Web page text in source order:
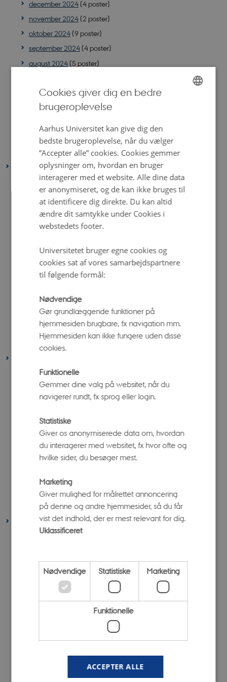
december 2024 (4 poster)
november 2024 (2 poster)
oktober 2024 (9 poster)
september 2024 (4 poster)
august 2024 (5 poster)
juni 2024(4 poster)
maj 2024(5 poster)
marts 2024
(5 poster)
januar 2024(4 poster)
december 2023 (5 poster)
november 2023
(5 poster)
oktober 2023(9 poster)
september 2023(8 poster)
juli 2023(2 poster)
juni 2023 (6 poster)
april 2023(6 poster)
marts 2023(11 poster)
februar 2023(3 poster)
januar 2023
december 2022(6 poster)
november 2022(7 poster)
oktober 2022
(5 poster)
august 2022(6 poster)
juni 2022(5 poster)
maj 2022(4 poster)
april 2022 (1 post)
marts 2022(3 poster)
februar 2022(4 poster)
januar 2022(3 poster)
december 2021(1 post)
september 2021
(4 poster)
august 2021(6 poster)
april 2021(6 poster)
februar 2021(3 poster)
(6 poster)
Cookies giver dig en bedre
brugeroplevelse
Aarhus Universitet kan give dig den
bedste brugeroplevelse, når du vælger
”Accepter alle” cookies. Cookies gemmer
oplysninger om, hvordan en bruger
interagerer med et website. Alle dine data
er anonymiseret, og de kan ikke bruges til
at identificere dig direkte. Du kan altid
ændre dit samtykke under Cookies i
webstedets footer.
Universitetet bruger egne cookies og
cookies sat af vores samarbejdspartnere
til følgende formål:
Nødvendige
Gør grundlæggende funktioner på
hjemmesiden brugbare, fx navigation mm.
Hjemmesiden kan ikke fungere uden disse
cookies.
Funktionelle
Gemmer dine valg på websitet, når du
navigerer rundt, fx sprog eller login.
Statistiske
Giver os anonymiserede data om, hvordan
du interagerer med websitet, fx hvor ofte og
hvilke sider, du besøger mest.
Marketing
Giver mulighed for målrettet annoncering
på denne og andre hjemmesider, så du får
vist det indhold, der er mest relevant for dig.
Uklassificeret
Nødvendige Statistiske Marketing
Funktionelle
ACCEPTER ALLE